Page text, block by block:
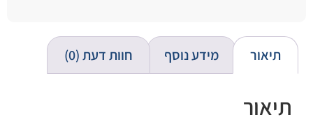
תיאור מידע נוסף חוות דעת (0)
תיאור